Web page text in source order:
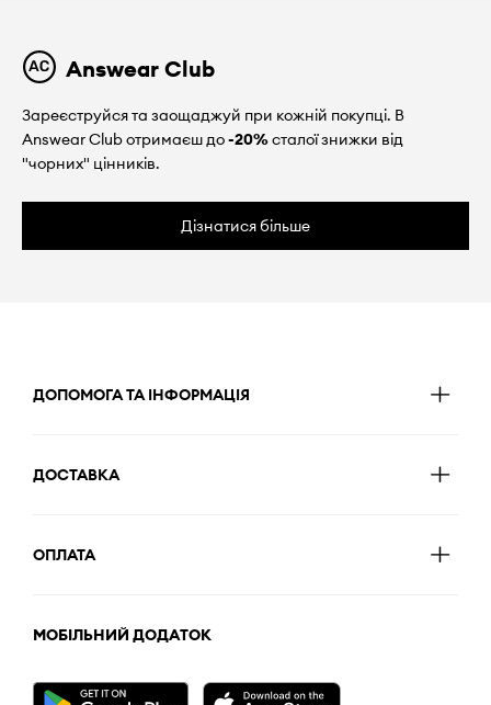
Answear Club
Зареєструйся та заощаджуй при кожній покупці. В
Answear Club отримаєш до-20%сталої знижки від
"чорних" цінників.
Дізнатися більше
ДОПОМОГА ТА ІНФОРМАЦІЯ
ДОСТАВКА
ОПЛАТА
МОБІЛЬНИЙ ДОДАТОК